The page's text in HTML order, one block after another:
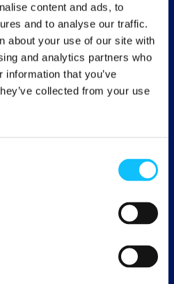
content and ads, to
and to analyse our traffic.
about your use of our site with
and analytics partners who
that you’ve
collected from your use
tuotteita
145 maassa. Suomessa
211,5
Reilun kaupan